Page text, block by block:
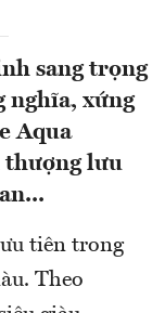
sang trọng
nghĩa, xứng
Aqua
thượng lưu
tiên trong
Theo